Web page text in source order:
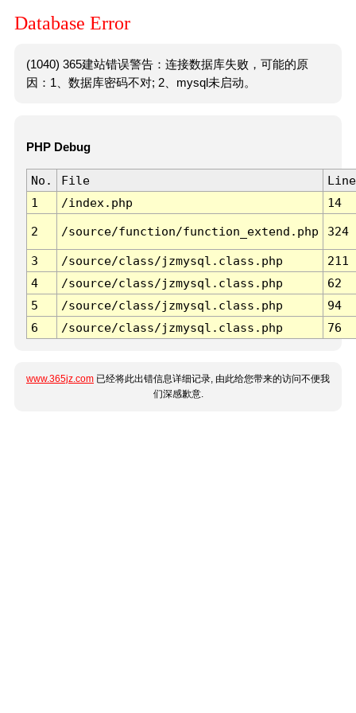
Database Error
(1040) 365建站错误警告：连接数据库失败，可能的原
因：1、数据库密码不对; 2、mysql未启动。
PHP Debug
No. File
Line
1
/index.php 14
2 /source/function/function_extend.php 324
3 /source/class/jzmysql.class.php
211
4
/source/class/jzmysql.class.php
62
5
/source/class/jzmysql.class.php
94
6
/source/class/jzmysql.class.php 76
www.365jz.com 已经将此出错信息详细记录, 由此给您带来的访问不便我
们深感歉意.